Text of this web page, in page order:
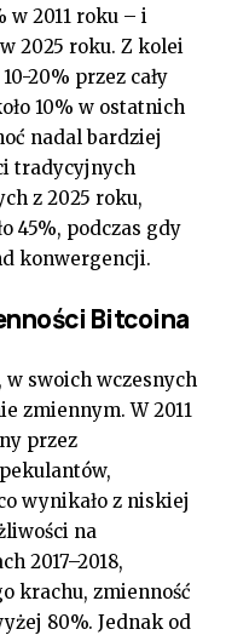
w 2011 roku – i
2025 roku. Z kolei
20% przez cały
10% w ostatnich
nadal bardziej
tradycyjnych
z 2025 roku,
45%, podczas gdy
konwergencji.
Bitcoina
swoich wczesnych
zmiennym. W 2011
przez
wynikało z niskiej
na
2017–2018,
krachu, zmienność
80%. Jednak od